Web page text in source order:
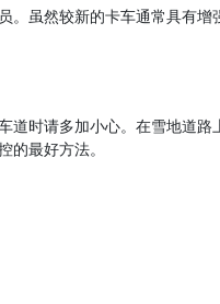
虽然较新的卡车通常具有
道时请多加小心。在雪地道
最好方法。